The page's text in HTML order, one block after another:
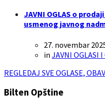
JAVNI OGLAS o
usmenog javnog
27. novembar
in JAVNI OGLASI
REGLEDAJ SVE OGLASE,
Bilten Opštine